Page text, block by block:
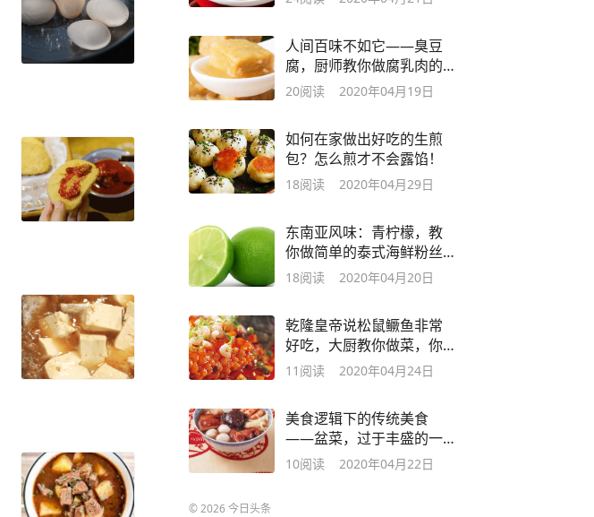
人间百味不如它——臭豆
腐，厨师教你做腐乳肉的
详细步骤
20阅读 2020年04月19日
如何在家做出好吃的生煎
包？怎么煎才不会露馅！
18阅读 2020年04月29日
东南亚风味：青柠檬，教
你做简单的泰式海鲜粉丝
沙拉
18阅读 2020年04月20日
乾隆皇帝说松鼠鳜鱼非常
好吃，大厨教你做菜，你
也来学学吧
11 阅读 2020年04月24日
美食逻辑下的传统美食
——盆菜，过于丰盛的一
道菜。
10阅读 2020年04月22日
©2026今日头条